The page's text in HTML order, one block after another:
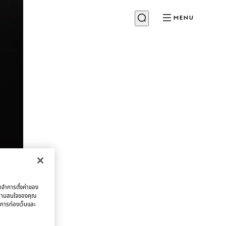
MENU
ำการตั้งค่าของ
ามสนใจของคุณ
รท่องเว็บและ